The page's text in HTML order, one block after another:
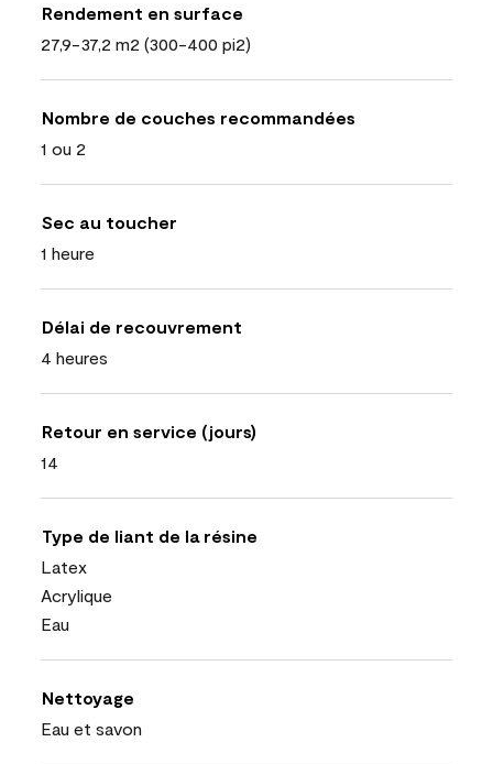
Rendement en surface
27,9-37,2 m2 (300-400 pi2)
Nombre de couches recommandées
1 ou 2
Sec au toucher
1 heure
Délai de recouvrement
4 heures
Retour en service (jours)
14
Type de liant de la résine
Latex
Acrylique
Eau
Nettoyage
Eau et savon